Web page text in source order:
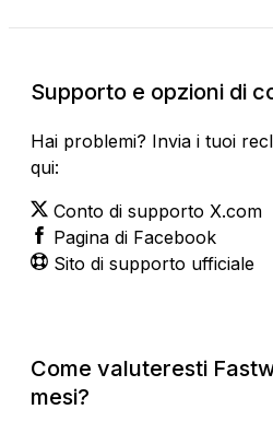
Supporto e opzioni di
Hai problemi? Invia i tuoi
qui:
Conto di supporto X.com
Pagina di Facebook
Sito di supporto ufficiale
Come valuteresti
mesi?